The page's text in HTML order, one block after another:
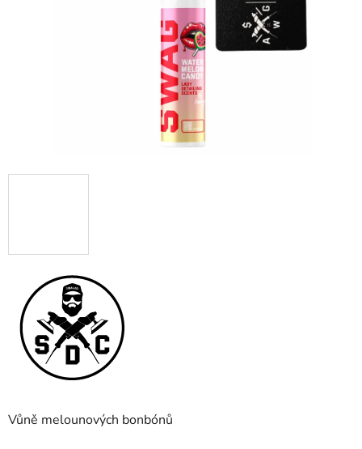
Vůně melounových bonbónů